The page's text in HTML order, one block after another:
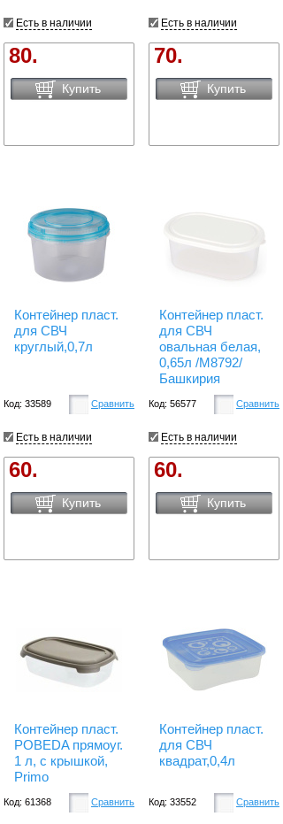
Есть в наличии
80.
Купить
Есть в наличии
70.
Купить
Контейнер пласт.
для СВЧ
круглый,0,7л
Код: 33589 Сравнить
Есть в наличии
60.
Купить
Контейнер пласт.
для СВЧ
овальная белая,
0,65л /М8792/
Башкирия
Код: 56577 Сравнить
Есть в наличии
60.
Купить
Контейнер пласт.
POBEDA прямоуг.
1 л, с крышкой,
Primo
Код: 61368 Сравнить
Контейнер пласт.
для СВЧ
квадрат,0,4л
Код: 33552 Сравнить